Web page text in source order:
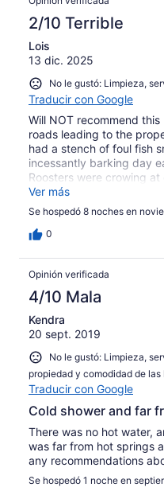
2/10 Terrible
Lois
13 dic. 2025
No le gustó: Limpieza,
Traducir con Google
Will NOT recommend
roads leading to the
had a stench of foul fish
incessantly barking day
Roosters were crowing
rundown and dirty. The
uncomfortable. The staff
positive thing about the
loud until 3am. The pool
smells musty and there
Ver más
Se hospedó 8 noches en
0
Opinión verificada
4/10 Mala
Kendra
20 sept. 2019
No le gustó: Limpieza,
propiedad y comodidad de
Traducir con Google
Cold shower and far
There was no hot water,
was far from hot springs
any recommendations
Se hospedó 1 noche en